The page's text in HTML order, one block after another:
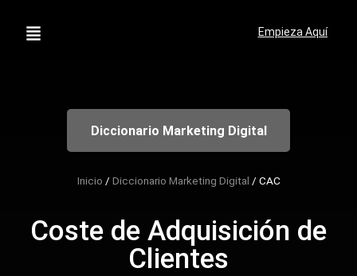
Empieza Aquí
Diccionario Marketing Digital
Inicio / Diccionario Marketing Digital / CAC
Coste de Adquisición de
Clientes